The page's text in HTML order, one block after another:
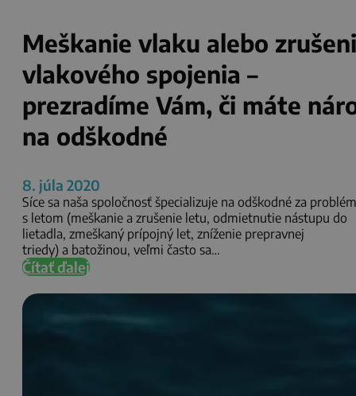
Meškanie vlaku alebo
vlakového spojenia –
prezradíme Vám, či máte
na odškodné
8. júla 2020
Síce sa naša spoločnosť špecializuje na odškodné za
s letom (meškanie a zrušenie letu, odmietnutie nástupu do
lietadla, zmeškaný prípojný let, zníženie prepravnej
triedy) a batožinou, veľmi často sa…
Čítať ďalej